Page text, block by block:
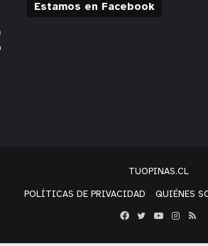
Estamos en Facebook
TUOPINAS.CL
POLÍTICAS DE PRIVACIDAD QUIÉNES